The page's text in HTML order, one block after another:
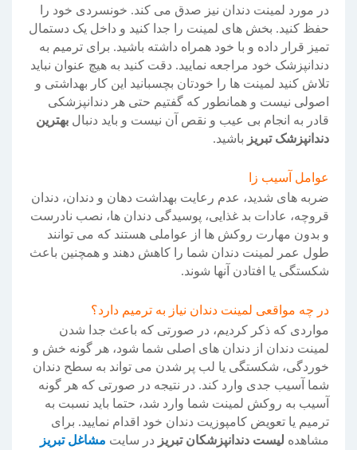
در مورد لمینت دندان نیز صدق می کند. خونسردی خود را
حفظ کنید. بخش های لمینت را جدا کنید و داخل یک دستمال
تمیز قرار داده و با خود همراه داشته باشید. برای ترمیم به
دندانپزشک خود مراجعه نمایید. دقت کنید به هیچ عنوان نباید
تلاش کنید لمینت ها را خودتان بچسبانید این کار بهداشتی و
اصولی نیست و همانطور که گفتیم حتی هر دندانپزشکی
قادر به انجام بی عیب و نقص آن نیست و باید دنبال بهترین
دندانپزشک تبریز باشید.
عوامل آسیب زا
ضربه های شدید، عدم رعایت بهداشت دهان و دندان، دندان
قروچه، عادات بد غذایی، پوسیدگی دندان ها، نصب نادرست
و بدون مهارت روکش ها از عواملی هستند که می توانند
طول عمر لمینت دندان شما را کاهش دهند و همچنین باعث
شکستگی یا افتادن آنها شوند.
در چه مواقعی لمینت دندان نیاز به ترمیم دارد؟
مواردی که ذکر کردیم، در صورتی که باعث جدا شدن
لمینت دندان از دندان های اصلی شما شود، هر گونه خش و
خوردگی، شکستگی یا لب پر شدن می تواند به سطح دندان
شما آسیب جدی وارد کند. در نتیجه در صورتی که هر گونه
آسیب به روکش لمینت شما وارد شد، حتما باید نسبت به
ترمیم یا تعویض کامپوزیت دندان خود اقدام نمایید. برای
مشاهده لیست دندانپزشکان تبریز در سایت مشاغل تبریز